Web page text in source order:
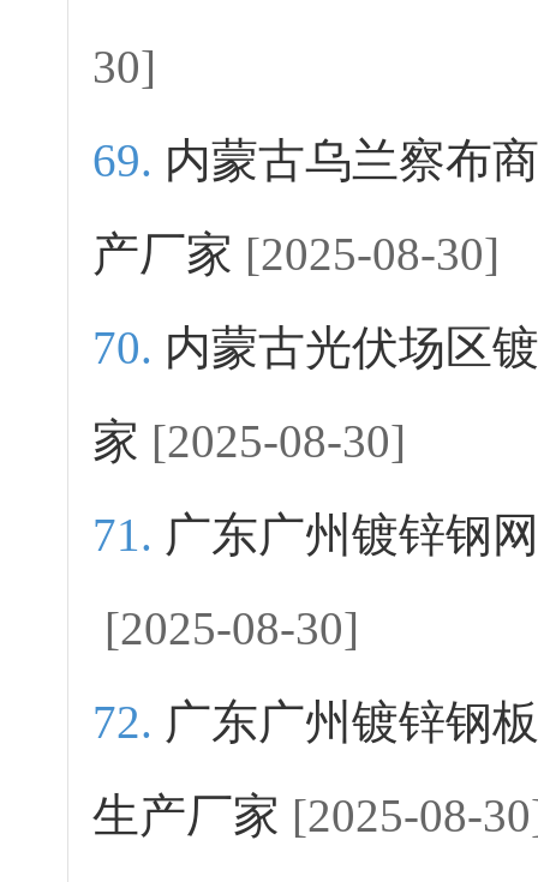
30]
内蒙古乌兰察布
产厂家 [2025-08-30]
内蒙古光伏场区
家 [2025-08-30]
广东广州镀锌钢
[2025-08-30]
广东广州镀锌钢
生产厂家 [2025-08-